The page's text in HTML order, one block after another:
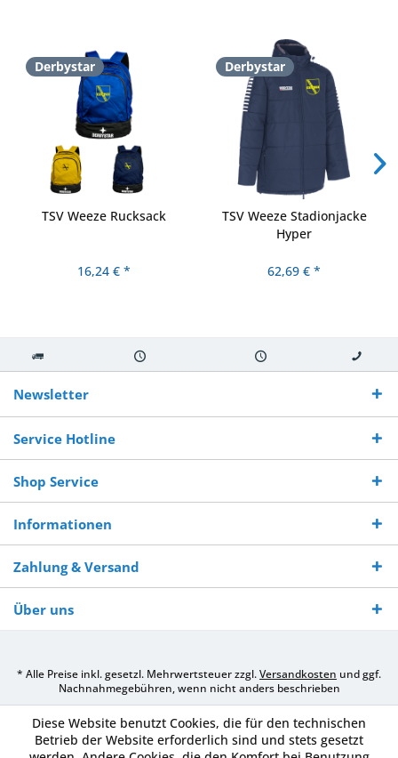
Derbystar
TSV Weeze Rucksack
16,24 € *
Derbystar
TSV Weeze Stadionjacke
Hyper
62,69 € *
Kostenloser
Versand ab €
250,-
Versand innerhalb von Versand von So erreichen
Sie uns 0160
970 511 90
Newsletter
Service Hotline
Shop Service
Informationen
Zahlung & Versand
Über uns
* Alle Preise inkl. gesetzl. Mehrwertsteuer zzgl.Versandkosten und ggf.
Nachnahmegebühren, wenn nicht anders beschrieben
Diese Website benutzt Cookies, die für den technischen
Betrieb der Website erforderlich sind und stets gesetzt